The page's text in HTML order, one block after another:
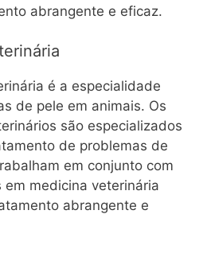
abrangente e eficaz.
é a especialidade
de pele em animais. Os
são especializados
de problemas de
em conjunto com
medicina veterinária
abrangente e